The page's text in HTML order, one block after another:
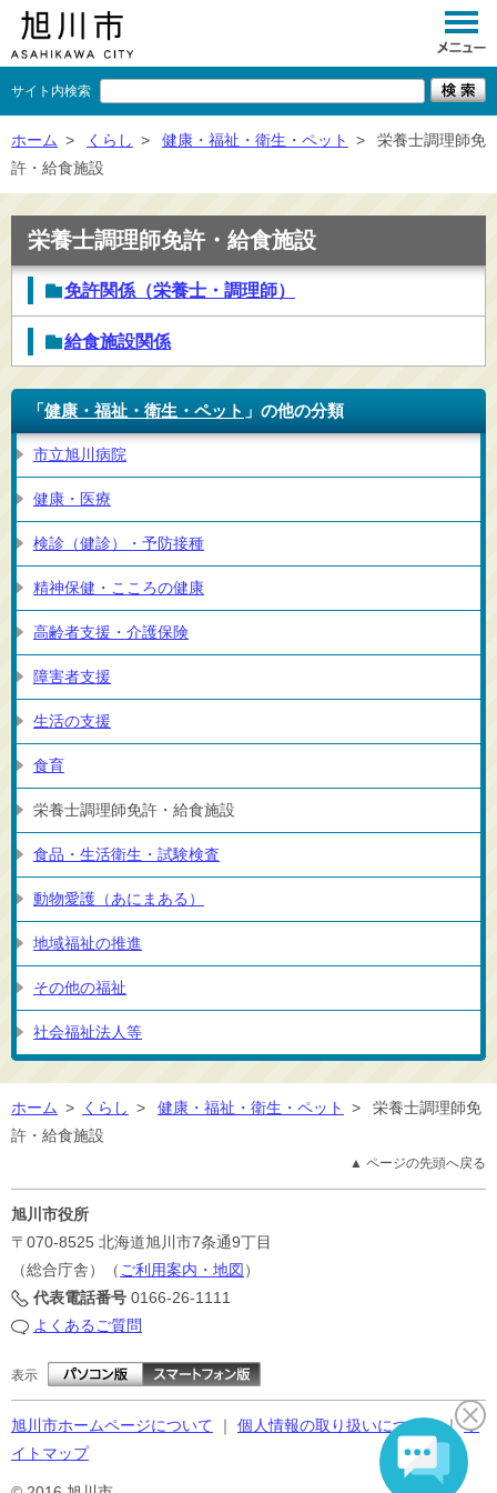
サイト内検索
くらし
観光
事業者向け
施設一覧
市政情報
× 閉じる
ホーム > くらし > 健康・福祉・衛生・ペット >
栄養士調理師免
許・給食施設
栄養士調理師免許・給食施設
免許関係（栄養士・調理師）
給食施設関係
「健康・福祉・衛生・ペット 」の他の分類
市立旭川病院
健康・医療
検診（健診）・予防接種
精神保健・こころの健康
高齢者支援・介護保険
障害者支援
生活の支援
食育
栄養士調理師免許・給食施設
食品・生活衛生・試験検査
動物愛護（あにまある）
地域福祉の推進
その他の福祉
社会福祉法人等
ホーム > くらし > 健康・福祉・衛生・ペット >
栄養士調理師免
許・給食施設
▲ ページの先頭へ戻る
旭川市役所
〒070-8525 北海道旭川市7条通9丁目
（総合庁舎）（ ご利用案内・地図 ）
代表電話番号 0166-26-1111
よくあるご質問
表示
旭川市ホームページについて ｜ 個人情報の取り扱いについて｜サ
イトマップ